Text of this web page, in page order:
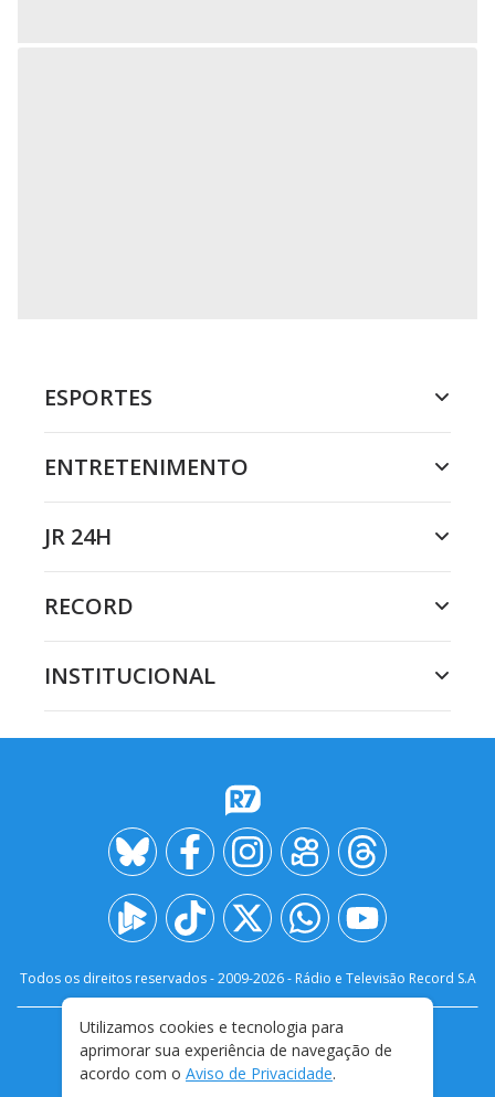
ESPORTES
ENTRETENIMENTO
JR 24H
RECORD
INSTITUCIONAL
Todos os direitos reservados - 2009-2026- Rádio e Televisão Record S.A
FALE CONOSCO
PRIVACIDADE
TERMOS E CONDIÇÕES DE USO
Utilizamos cookies e tecnologia para
aprimorar sua experiência de navegação de
acordo com o Aviso de Privacidade.